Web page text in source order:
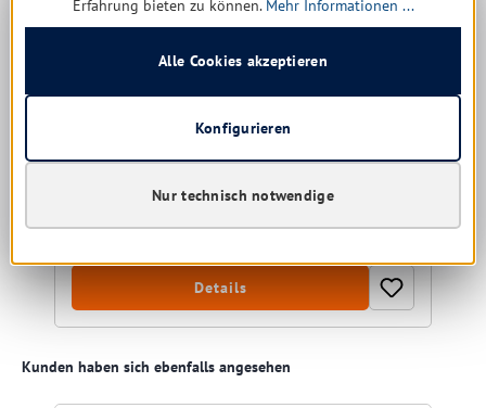
1,17 € * / 1 Liter
Details
Produktgalerie überspringen
Kunden haben sich ebenfalls angesehen
Erfahrung bieten zu können. Mehr Informationen ...
Nur technisch notwendige
Konfigurieren
Alle Cookies akzeptieren